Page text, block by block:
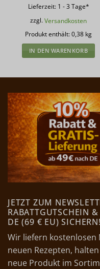
Lieferzeit: 1 - 3 Tage*
zzgl.Versandkosten
Produkt enthält: 0,38 kg
IN DEN WARENKORB
JETZT ZUM
RABATTGUTSCHEIN
DE (69 € EU)
Wir liefern
neuen Rezepten,
neue Produkt im